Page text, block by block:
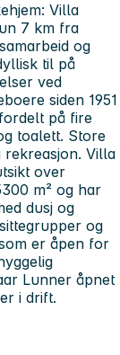
Villa
7 km fra
og
til på
ved
siden 1951
på fire
toalett. Store
Villa
over
m² og har
dusj og
og
er åpen for
Lunner åpnet
i drift.